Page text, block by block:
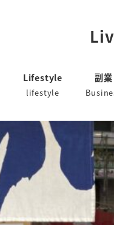
Lifestyle
lifestyle
副業